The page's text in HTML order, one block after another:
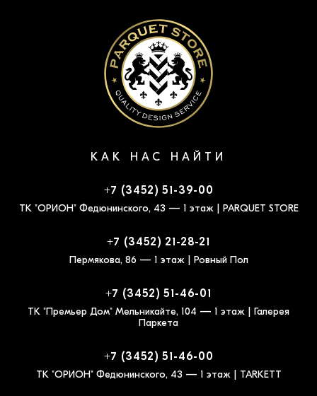
КАК НАС НАЙТИ
+7 (3452) 51-39-00
ТК "ОРИОН" Федюнинского, 43 — 1 этаж | PARQUET STORE
+7 (3452) 21-28-21
Пермякова, 86 — 1 этаж | Ровный Пол
+7 (3452) 51-46-01
ТК "Премьер Дом" Мельникайте, 104 — 1 этаж | Галерея
Паркета
+7 (3452) 51-46-00
ТК "ОРИОН" Федюнинского, 43 — 1 этаж | TARKETT